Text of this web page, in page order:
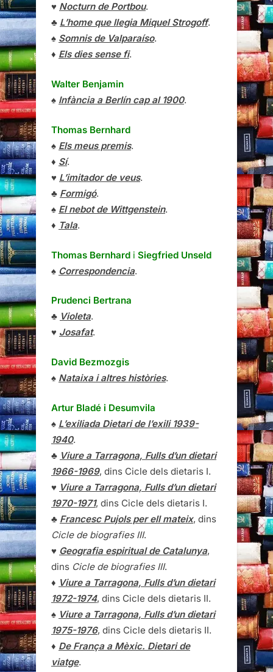
♥ Nocturn de Portbou.
♣ L’home que llegia Miquel Strogoff.
♠ Somnis de Valparaíso.
♦ Els dies sense fi.
Walter Benjamin
♠ Infància a Berlín cap al 1900.
Thomas Bernhard
♠ Els meus premis.
♦ Sí.
♥ L’imitador de veus.
♣ Formigó.
♠ El nebot de Wittgenstein.
♦ Tala.
Thomas Bernhard i Siegfried Unseld
♠ Correspondencia.
Prudenci Bertrana
♣ Violeta.
♥ Josafat.
David Bezmozgis
♠ Nataixa i altres històries.
Artur Bladé i Desumvila
♠ L’exiliada Dietari de l’exili 1939-
1940.
♣ Viure a Tarragona, Fulls d’un dietari
1966-1969, dins Cicle dels dietaris I.
♥ Viure a Tarragona, Fulls d’un dietari
1970-1971, dins Cicle dels dietaris I.
♣ Francesc Pujols per ell mateix, dins
Cicle de biografies III.
♥ Geografia espiritual de Catalunya,
dins Cicle de biografies III.
♦ Viure a Tarragona, Fulls d’un dietari
1972-1974, dins Cicle dels dietaris II.
♠ Viure a Tarragona, Fulls d’un dietari
1975-1976, dins Cicle dels dietaris II.
♦ De França a Mèxic. Dietari de
viatge.